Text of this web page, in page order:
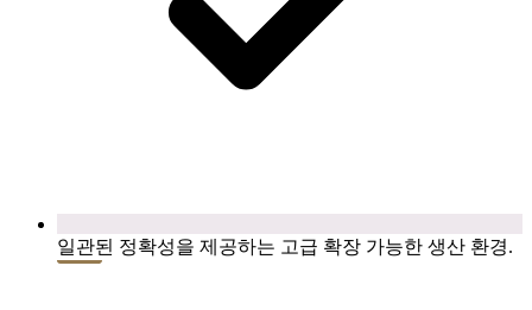
일관된 정확성을 제공하는 고급 확장 가능한 생산 환경.